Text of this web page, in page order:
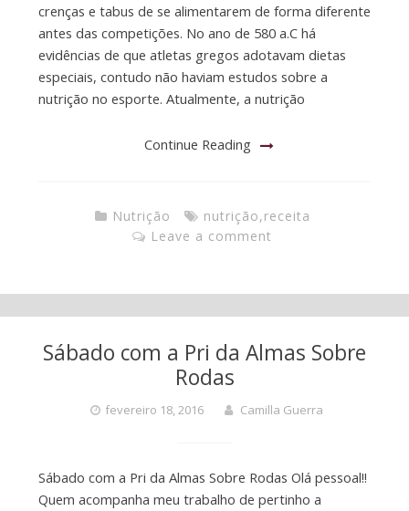
crenças e tabus de se alimentarem de forma diferente
antes das competições. No ano de 580 a.C há
evidências de que atletas gregos adotavam dietas
especiais, contudo não haviam estudos sobre a
nutrição no esporte. Atualmente, a nutrição
Continue Reading
Nutrição nutrição,receita
Leave a comment
Sábado com a Pri da Almas Sobre
Rodas
fevereiro 18, 2016 Camilla Guerra
Sábado com a Pri da Almas Sobre Rodas Olá pessoal!!
Quem acompanha meu trabalho de pertinho a